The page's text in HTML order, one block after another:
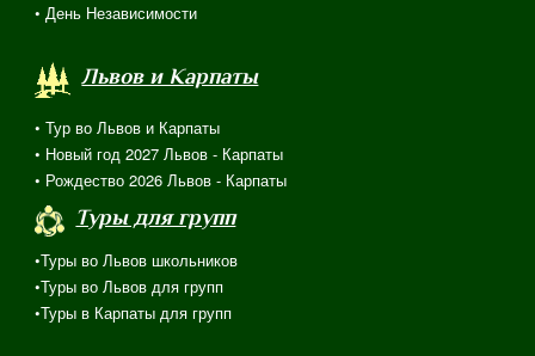
• День Независимости
Львов и Карпаты
• Тур во Львов и Карпаты
• Новый год 2027 Львов - Карпаты
• Рождество 2026 Львов - Карпаты
Туры для групп
•Туры во Львов школьников
•Туры во Львов для групп
•Туры в Карпаты для групп